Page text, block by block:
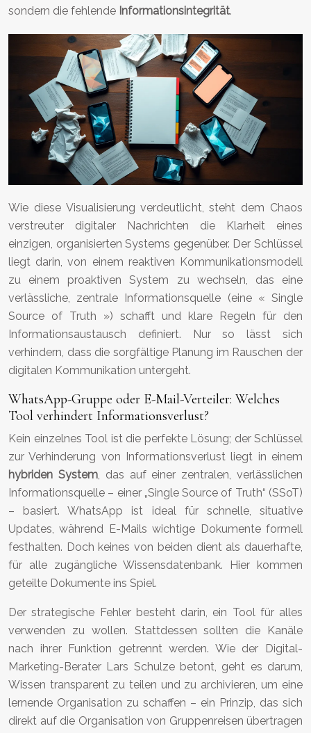
sondern die fehlende Informationsintegrität.
Wie diese Visualisierung verdeutlicht, steht dem Chaos
verstreuter digitaler Nachrichten die Klarheit eines
einzigen, organisierten Systems gegenüber. Der Schlüssel
liegt darin, von einem reaktiven Kommunikationsmodell
zu einem proaktiven System zu wechseln, das eine
verlässliche, zentrale Informationsquelle (eine « Single
Source of Truth ») schafft und klare Regeln für den
Informationsaustausch definiert. Nur so lässt sich
verhindern, dass die sorgfältige Planung im Rauschen der
digitalen Kommunikation untergeht.
WhatsApp-Gruppe oder E-Mail-Verteiler: Welches
Tool verhindert Informationsverlust?
Kein einzelnes Tool ist die perfekte Lösung; der Schlüssel
zur Verhinderung von Informationsverlust liegt in einem
hybriden System, das auf einer zentralen, verlässlichen
Informationsquelle – einer „Single Source of Truth“ (SSoT)
– basiert. WhatsApp ist ideal für schnelle, situative
Updates, während E-Mails wichtige Dokumente formell
festhalten. Doch keines von beiden dient als dauerhafte,
für alle zugängliche Wissensdatenbank. Hier kommen
geteilte Dokumente ins Spiel.
Der strategische Fehler besteht darin, ein Tool für alles
verwenden zu wollen. Stattdessen sollten die Kanäle
nach ihrer Funktion getrennt werden. Wie der Digital-
Marketing-Berater Lars Schulze betont, geht es darum,
Wissen transparent zu teilen und zu archivieren, um eine
lernende Organisation zu schaffen – ein Prinzip, das sich
direkt auf die Organisation von Gruppenreisen übertragen